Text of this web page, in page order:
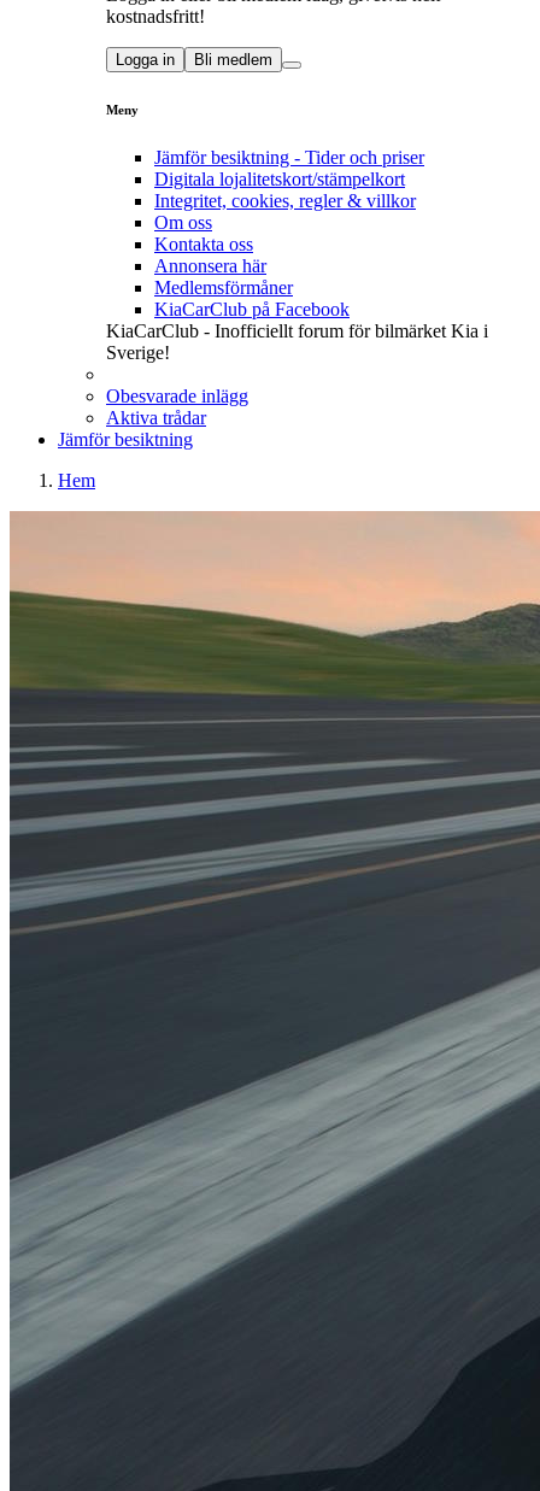
kostnadsfritt!
Logga in Bli medlem
Meny
Jämför besiktning - Tider och priser
Digitala lojalitetskort/stämpelkort
Integritet, cookies, regler & villkor
Om oss
Kontakta oss
Annonsera här
Medlemsförmåner
KiaCarClub på Facebook
KiaCarClub - Inofficiellt forum för bilmärket Kia i
Sverige!
Obesvarade inlägg
Aktiva trådar
Jämför besiktning
Hem